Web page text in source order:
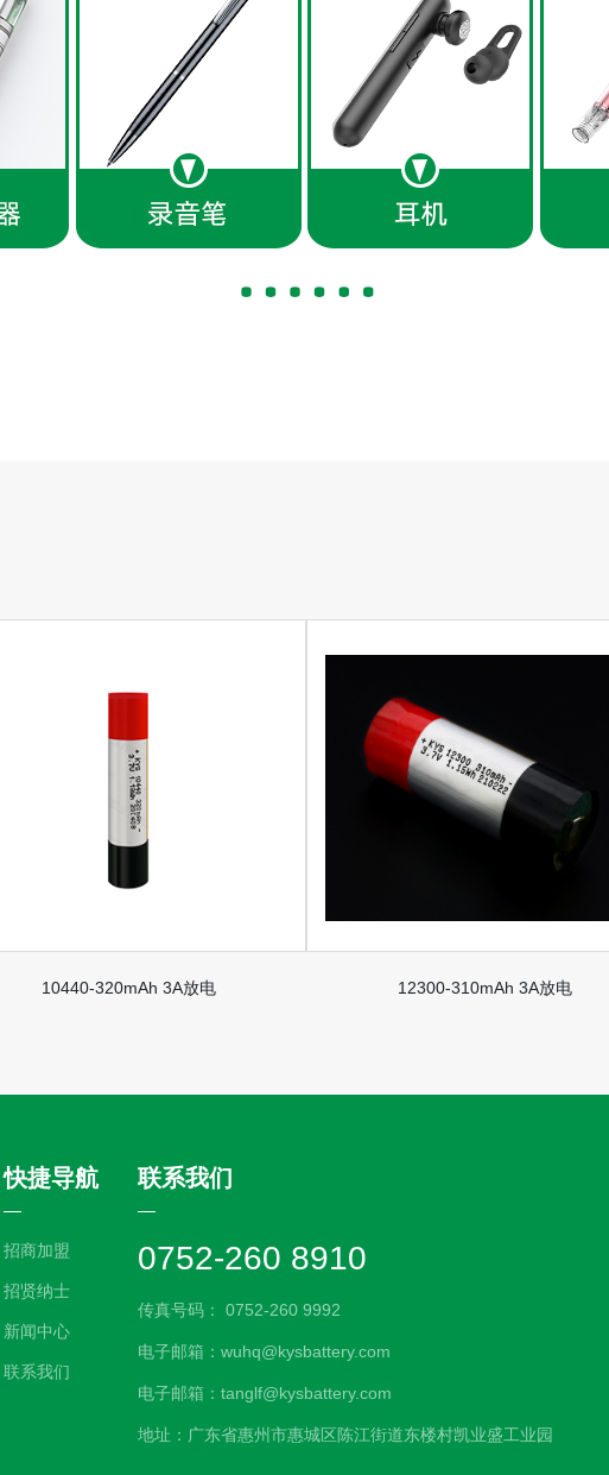
10440-320mAh 3A放电 12300-310mAh 3A放电
快捷导航
招商加盟
招贤纳士
新闻中心
联系我们
联系我们
0752-260 8910
传真号码： 0752-260 9992
电子邮箱：wuhq@kysbattery.com
电子邮箱：tanglf@kysbattery.com
地址：广东省惠州市惠城区陈江街道东楼村凯业盛工业园